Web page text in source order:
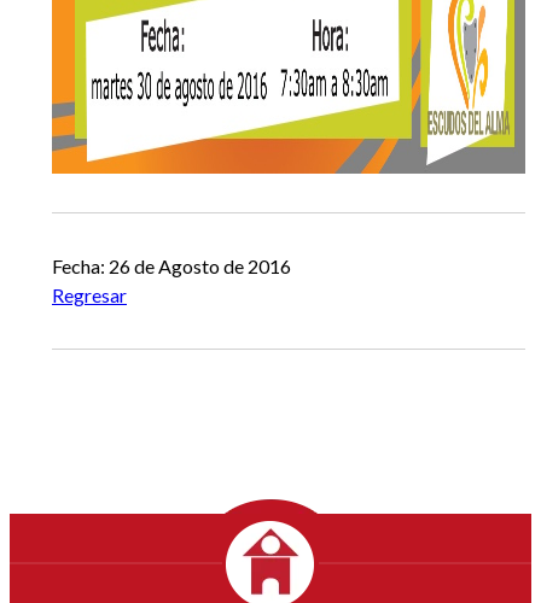
Fecha: 26 de Agosto de 2016
Regresar